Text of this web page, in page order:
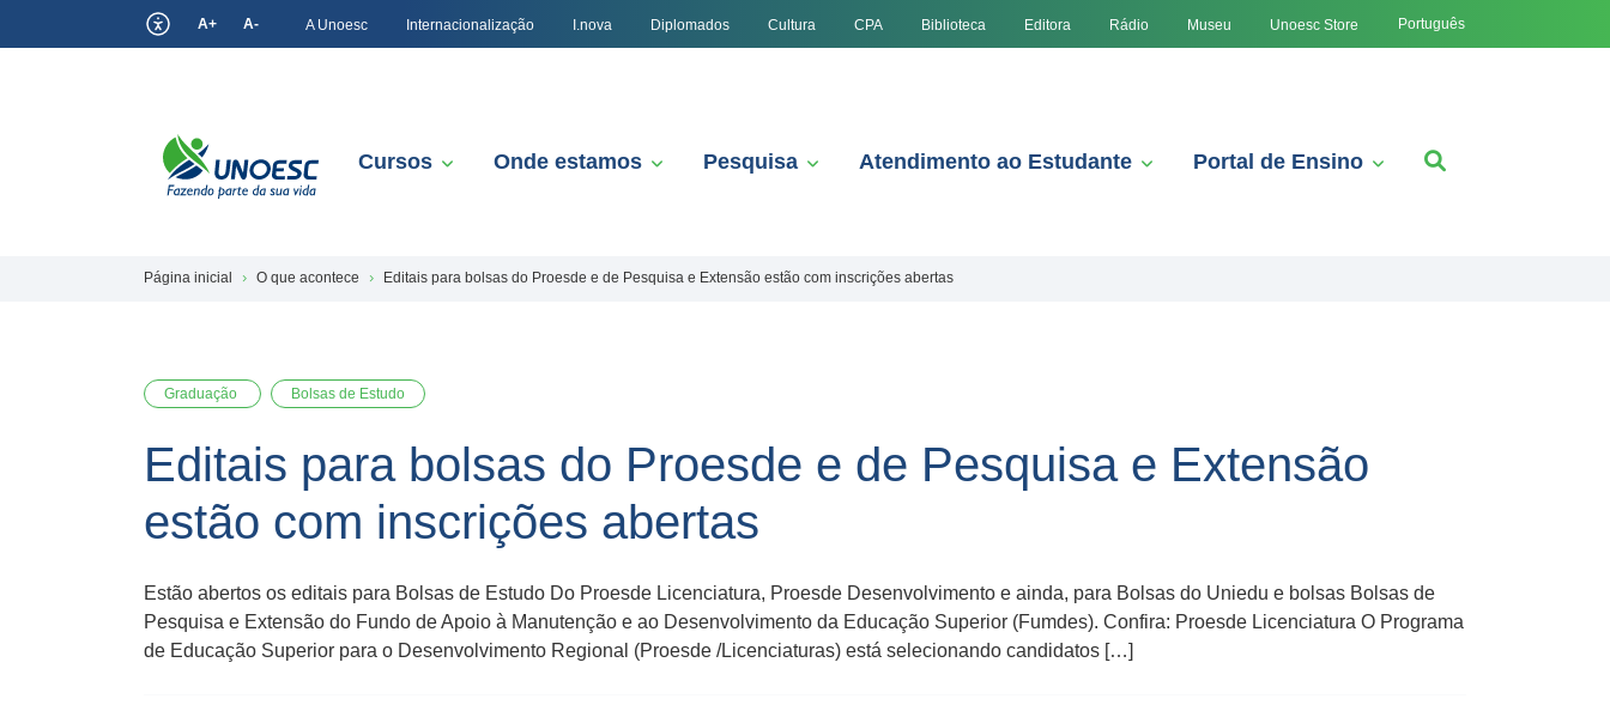
A+ A- A Unoesc Internacionalização I.nova Diplomados Cultura CPA Biblioteca Editora Rádio Museu Unoesc Store Português
Cursos Onde estamos Pesquisa Atendimento ao Estudante Portal de Ensino
Página inicial O que acontece Editais para bolsas do Proesde e de Pesquisa e Extensão estão com inscrições abertas
Graduação Bolsas de Estudo
Editais para bolsas do Proesde e de Pesquisa e Extensão
estão com inscrições abertas
Estão abertos os editais para Bolsas de Estudo Do Proesde Licenciatura, Proesde Desenvolvimento e ainda, para Bolsas do Uniedu e bolsas Bolsas de
Pesquisa e Extensão do Fundo de Apoio à Manutenção e ao Desenvolvimento da Educação Superior (Fumdes). Confira: Proesde Licenciatura O Programa
de Educação Superior para o Desenvolvimento Regional (Proesde /Licenciaturas) está selecionando candidatos […]